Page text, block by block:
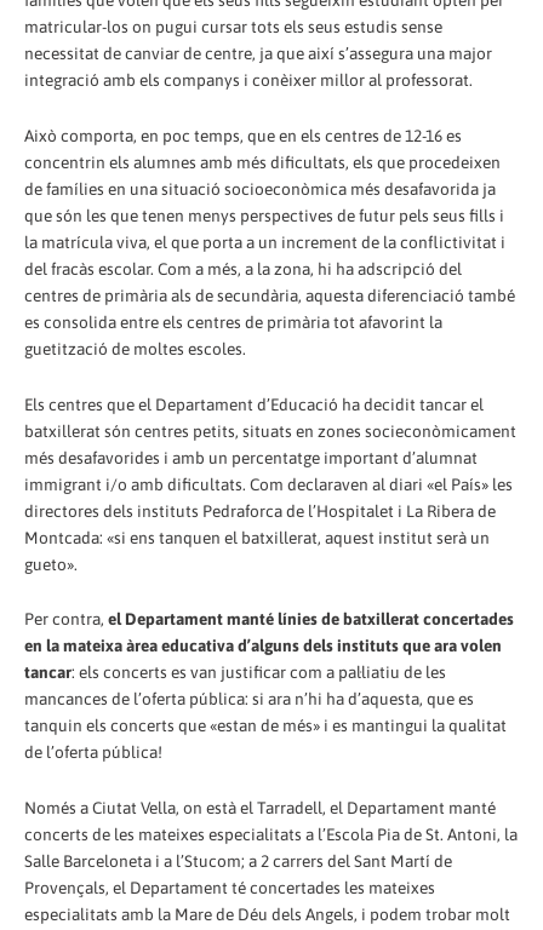
matricular-los on pugui cursar tots els seus estudis sense
necessitat de canviar de centre, ja que així s’assegura una major
integració amb els companys i conèixer millor al professorat.
Això comporta, en poc temps, que en els centres de 12-16 es
concentrin els alumnes amb més dificultats, els que procedeixen
de famílies en una situació socioeconòmica més desafavorida ja
que són les que tenen menys perspectives de futur pels seus fills i
la matrícula viva, el que porta a un increment de la conflictivitat i
del fracàs escolar. Com a més, a la zona, hi ha adscripció del
centres de primària als de secundària, aquesta diferenciació també
es consolida entre els centres de primària tot afavorint la
guetització de moltes escoles.
Els centres que el Departament d’Educació ha decidit tancar el
batxillerat són centres petits, situats en zones socieconòmicament
més desafavorides i amb un percentatge important d’alumnat
immigrant i/o amb dificultats. Com declaraven al diari «el País» les
directores dels instituts Pedraforca de l’Hospitalet i La Ribera de
Montcada: «si ens tanquen el batxillerat, aquest institut serà un
gueto».
Per contra, el Departament manté línies de batxillerat concertades
en la mateixa àrea educativa d’alguns dels instituts que ara volen
tancar: els concerts es van justificar com a pal·liatiu de les
mancances de l’oferta pública: si ara n’hi ha d’aquesta, que es
tanquin els concerts que «estan de més» i es mantingui la qualitat
de l’oferta pública!
Només a Ciutat Vella, on està el Tarradell, el Departament manté
concerts de les mateixes especialitats a l’Escola Pia de St. Antoni, la
Salle Barceloneta i a l’Stucom; a 2 carrers del Sant Martí de
Provençals, el Departament té concertades les mateixes
especialitats amb la Mare de Déu dels Angels, i podem trobar molt